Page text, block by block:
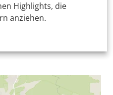
Highlights, die
anziehen.